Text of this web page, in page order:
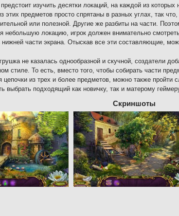
изучить десятки локаций, на каждой из
этих предметов просто спрятаны в разных углах, так
или полезной. Другие же разбиты на части.
небольшую локацию, игрок должен внимательно
части экрана. Отыскав все эти составляющие,
не казалась однообразной и скучной, создатели
стиле. То есть, вместо того, чтобы собирать части
цепочки из трех и более предметов, можно также
выбрать подходящий как новичку, так и матерому
Скриншоты